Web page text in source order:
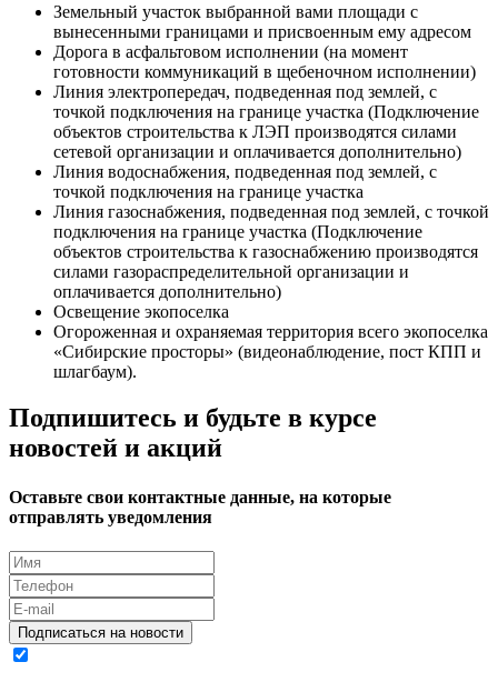
Земельный участок выбранной вами площади с
вынесенными границами и присвоенным ему адресом
Дорога в асфальтовом исполнении (на момент
готовности коммуникаций в щебеночном исполнении)
Линия электропередач, подведенная под землей, с
точкой подключения на границе участка (Подключение
объектов строительства к ЛЭП производятся силами
сетевой организации и оплачивается дополнительно)
Линия водоснабжения, подведенная под землей, с
точкой подключения на границе участка
Линия газоснабжения, подведенная под землей, с точкой
подключения на границе участка (Подключение
объектов строительства к газоснабжению производятся
силами газораспределительной организации и
оплачивается дополнительно)
Освещение экопоселка
Огороженная и охраняемая территория всего экопоселка
«Сибирские просторы» (видеонаблюдение, пост КПП и
шлагбаум).
Подпишитесь и будьте в курсе
новостей и акций
Оставьте свои контактные данные, на которые
отправлять уведомления
Подписаться на новости